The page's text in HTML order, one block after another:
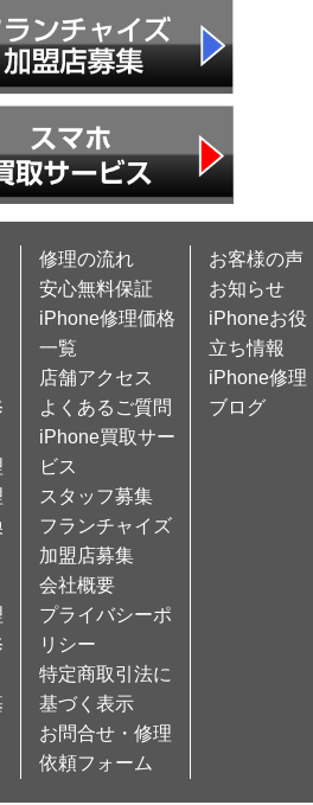
修理の流れ
安心無料保証
iPhone修理価格
一覧
店舗アクセス
よくあるご質問
iPhone買取サー
ビス
スタッフ募集
フランチャイズ
加盟店募集
会社概要
プライバシーポ
リシー
特定商取引法に
基づく表示
お問合せ・修理
依頼フォーム
お客様の声
お知らせ
iPhoneお役
立ち情報
iPhone修理
ブログ